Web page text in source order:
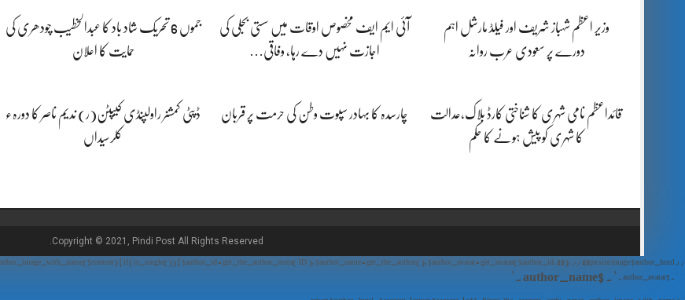
وزیر اعظم شہباز شریف اور فیلڈ مارشل اہم
دورے پر سعودی عرب روانہ
آئی ایم ایف مخصوص اوقات میں سستی بجلی کی
اجازت نہیں دے رہا، وفاقی…
جموں 6 تحریک شاد باد کا عبدالخطیب چودھری کی
حمایت کا اعلان
قائداعظم نامی شہری کا شناختی کارڈ بلاک،عدالت
کا شہری کو پیش ہونے کا حکم
چارسدہ کا بہادر سپوت وطن کی حرمت پر قربان
ڈپٹی کمشنر راولپنڈی کیپٹن(ر) ندیم ناصر کا دورہء
کلرسیداں
Copyright © 2021, Pindi Post All Rights Reserved.
// Show Author Image with Author Name in UrduPaper Theme function urdu_paper_author_image_with_name($content) { if (is_single()) { $author_id = get_the_author_meta('ID'); $author_name = get_the_author(); $author_avatar = get_avatar($author_id, 48); // 48px size image $author_html = '
' . $author_avatar . '
' . $author_name . '